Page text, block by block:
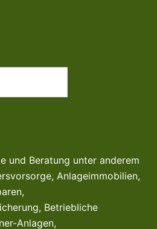
und Beratung unter anderem
Anlageimmobilien,
Betriebliche
Anlagen,